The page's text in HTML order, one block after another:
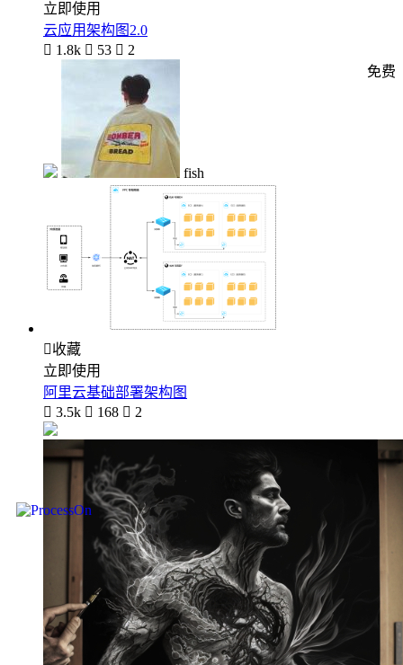
立即使用
云应用架构图2.0
 1.8k  53  2
fish
免费
收藏
立即使用
阿里云基础部署架构图
 3.5k  168  2